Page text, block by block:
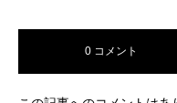
0 コメント